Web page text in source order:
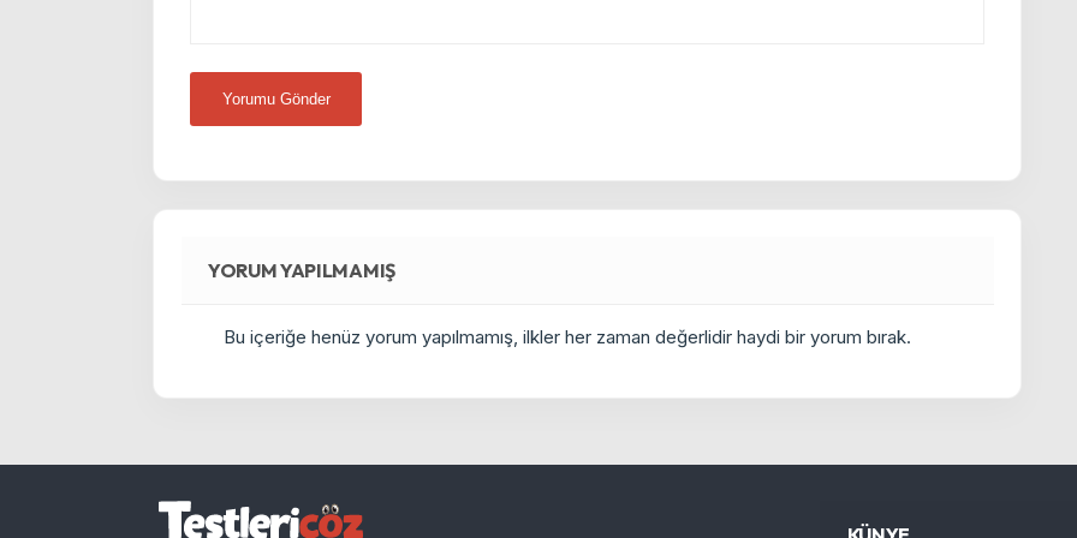
YORUM YAPILMAMIŞ
Bu içeriğe henüz yorum yapılmamış, ilkler her zaman değerlidir haydi bir yorum bırak.